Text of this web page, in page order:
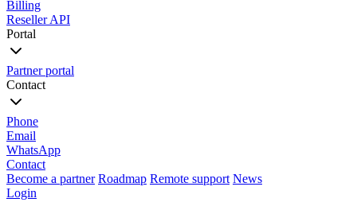
Billing
Reseller API
Portal
Partner portal
Contact
Phone
Email
WhatsApp
Contact
Become a partner Roadmap Remote support News
Login